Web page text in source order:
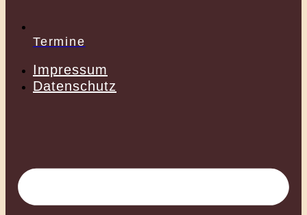
Termine
Impressum
Datenschutz